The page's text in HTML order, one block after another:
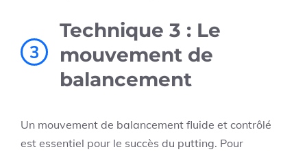
3
Technique 3 : Le
mouvement de
balancement
Un mouvement de balancement fluide et contrôlé
est essentiel pour le succès du putting. Pour